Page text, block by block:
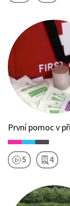
První pomoc v
5 4